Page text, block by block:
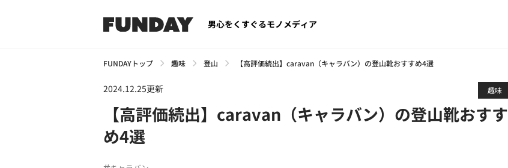
男心をくすぐるモノメディア
FUNDAYトップ 趣味 登山 【高評価続出】caravan（キャラバン）の登山靴おすすめ4選
2024.12.25更新 趣味
【高評価続出】caravan（キャラバン）の登山靴おすす
め4選